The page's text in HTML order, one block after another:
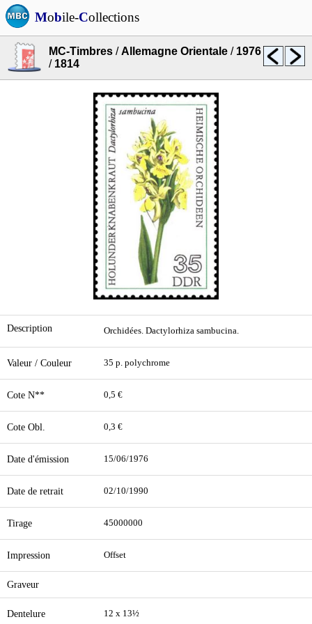
Mobile-Collections
MC-Timbres /Allemagne Orientale / 1976
/ 1814
Description Orchidées. Dactylorhiza sambucina.
Valeur / Couleur 35 p. polychrome
Cote N** 0,5 €
Cote Obl. 0,3 €
Date d'émission 15/06/1976
Date de retrait 02/10/1990
Tirage 45000000
Impression Offset
Graveur
Dentelure 12 x 13½